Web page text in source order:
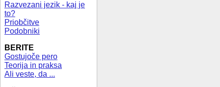
Razvezani jezik - kaj je
to?
Priobčitve
Podobniki
BERITE
Gostujoče pero
Teorija in praksa
Ali veste, da ...